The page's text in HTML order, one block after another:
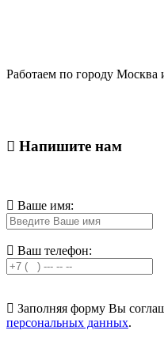
Работаем по городу Москва
Напишите нам
Ваше имя:
Ваш телефон:
Заполняя форму Вы
персональных данных.